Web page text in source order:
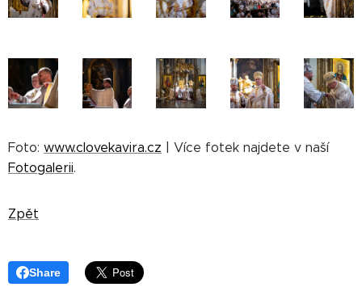
Foto: www.clovekavira.cz | Více fotek najdete v naší
Fotogalerii.
Zpět
Share